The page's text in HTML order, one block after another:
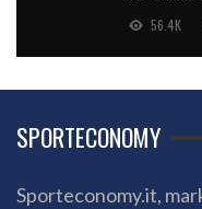
56.4K
SPORTECONOMY
Sporteconomy.it,